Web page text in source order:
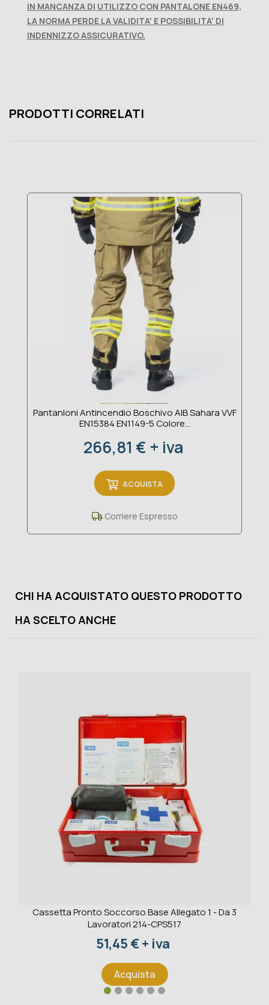
IN MANCANZA DI UTILIZZO CON PANTALONE EN469,
LA NORMA PERDE LA VALIDITA' E POSSIBILITA' DI
INDENNIZZO ASSICURATIVO.
PRODOTTI CORRELATI
Pantanloni Antincendio Boschivo AIB Sahara VVF
EN15384 EN1149-5 Colore...
Prezzo
266,81 € + iva
ACQUISTA
Corriere Espresso
CHI HA ACQUISTATO QUESTO PRODOTTO
HA SCELTO ANCHE
Cassetta Pronto Soccorso Base Allegato 1 - Da 3
Lavoratori 214-CPS517
Prezzo
51,45 € + iva
Acquista